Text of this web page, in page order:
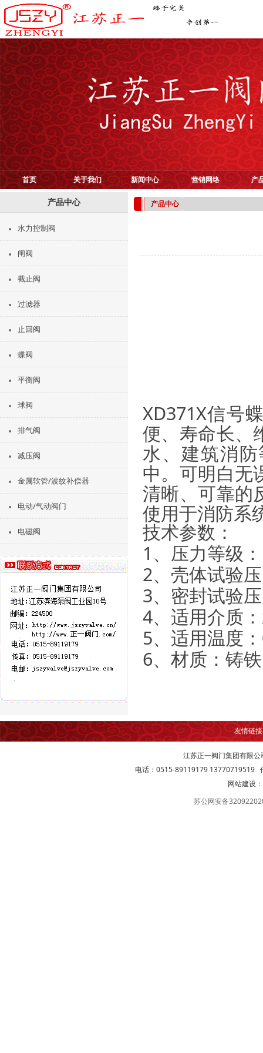
首页 关于我们 新闻中心 营销网络 产
产品中心
水力控制阀
闸阀
截止阀
过滤器
止回阀
蝶阀
平衡阀
球阀
排气阀
减压阀
金属软管/波纹补偿器
电动/气动阀门
电磁阀
产品中心
XD371X信号
便、寿命长、
水、建筑消
中。可明白无
清晰、可靠的
使用于消防系
技术参数：
1 、压力等级：
2、壳体试验
3、密封试验
4、适用介质
5、适用温度：
6、材质：铸铁
友情链
江苏正一阀门集团有限公
电话：0515-89119179 13770719519
网站建设：
苏公网安备